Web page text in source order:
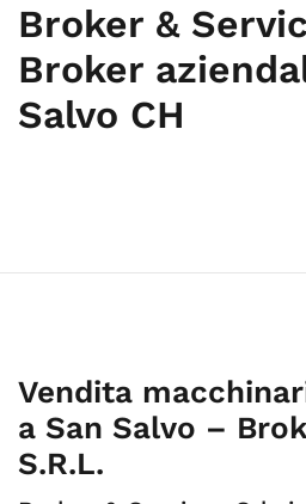
Broker &
Broker
Salvo CH
Vendita
a San Salvo –
S.R.L.